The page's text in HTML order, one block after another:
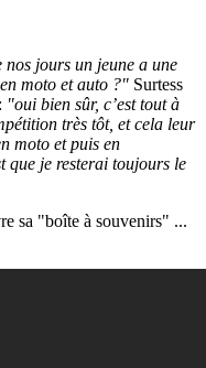
nos jours un jeune a une
moto et auto ?" Surtess
"oui bien sûr, c’est tout à
très tôt, et cela leur
moto et puis en
que je resterai toujours le
sa "boîte à souvenirs" ...